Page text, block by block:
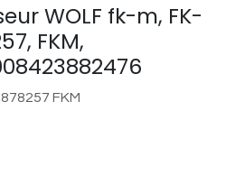
WOLF fk-m, FK-
FKM,
FKM